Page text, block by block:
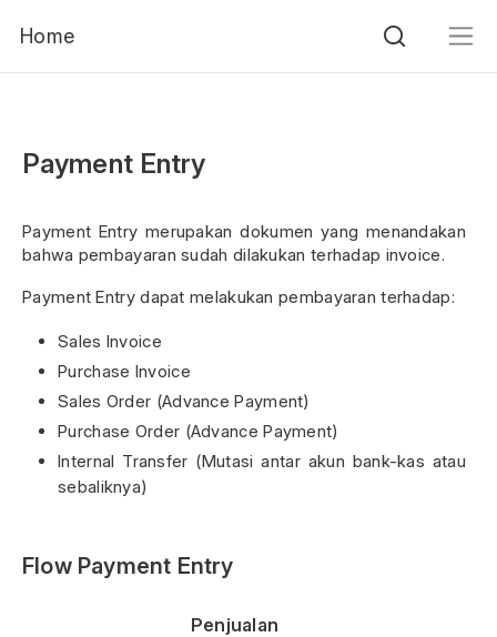
Home
Payment Entry
Payment Entry merupakan dokumen yang menandakan
bahwa pembayaran sudah dilakukan terhadap invoice.
Payment Entry dapat melakukan pembayaran terhadap:
Sales Invoice
Purchase Invoice
Sales Order (Advance Payment)
Purchase Order (Advance Payment)
Internal Transfer (Mutasi antar akun bank-kas atau
sebaliknya)
Flow Payment Entry
Penjualan